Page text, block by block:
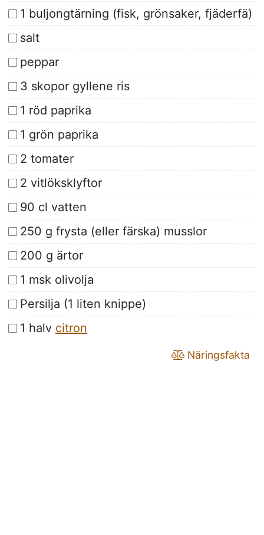
1 buljongtärning (fisk, grönsaker, fjäderfä)
salt
peppar
3 skopor gyllene ris
1 röd paprika
1 grön paprika
2 tomater
2 vitlöksklyftor
90 cl vatten
250 g frysta (eller färska) musslor
200 g ärtor
1 msk olivolja
Persilja (1 liten knippe)
1 halv citron
Näringsfakta